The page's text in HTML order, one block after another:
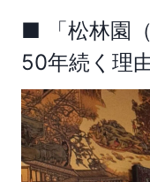
■ 「松林園
50年続く理